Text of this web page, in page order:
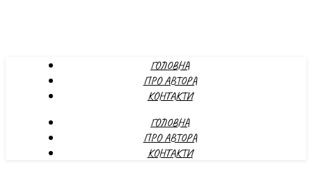
ГОЛОВНА
ПРО АВТОРА
КОНТАКТИ
ГОЛОВНА
ПРО АВТОРА
КОНТАКТИ